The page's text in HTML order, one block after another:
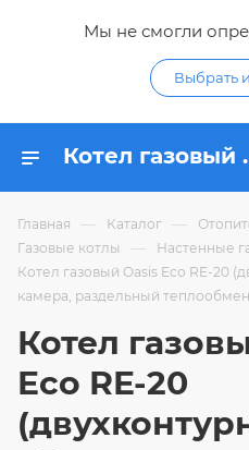
Мы не смогли
Выбрать
Котел газовый Oasis Eco RE-20
Главная — Каталог —
Газовые котлы — Настенные
Котел газовый Oasis Eco RE-20
камера, раздельный
Котел
Eco RE-20